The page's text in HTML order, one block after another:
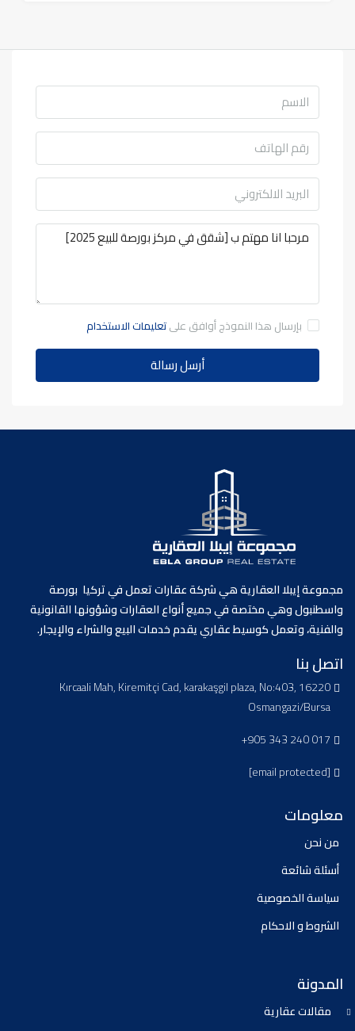
بإرسال هذا النموذج أوافق علىتعليمات الاستخدام
أرسل رسالة
مجموعة إيبلا العقارية هي شركة عقارات تعمل في تركيا بورصة
واسطنبول وهي مختصة في جميع أنواع العقارات وشؤونها القانونية
والفنية، وتعمل كوسيط عقاري يقدم خدمات البيع والشراء والإيجار.
اتصل بنا
Kırcaali Mah, Kiremitçi Cad, karakaşgil plaza, No:403, 16220
Osmangazi/Bursa
+905 343 240 017
[email protected]
معلومات
من نحن
أسئلة شائعة
سياسة الخصوصية
الشروط و الاحكام
المدونة
مقالات عقارية